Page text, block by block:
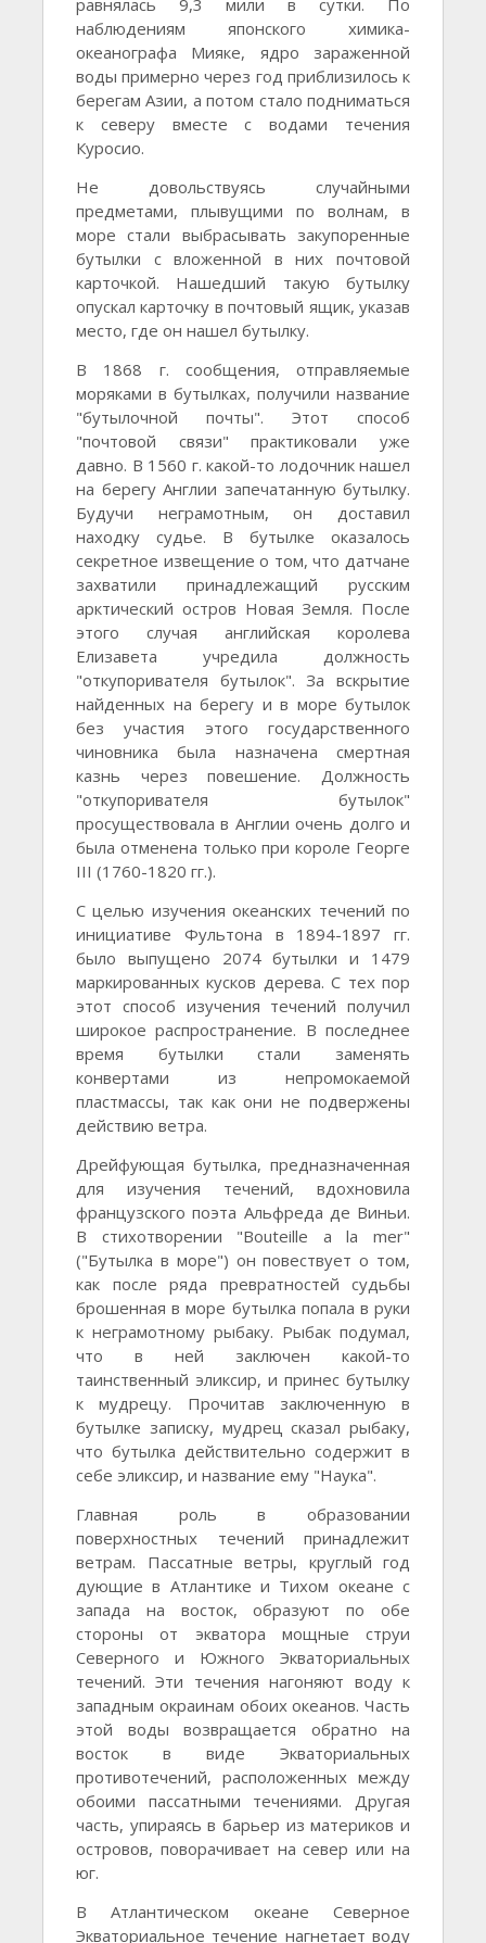
равнялась 9,3 мили в сутки. По
наблюдениям японского химика-
океанографа Мияке, ядро зараженной
воды примерно через год приблизилось к
берегам Азии, а потом стало подниматься
к северу вместе с водами течения
Куросио.
Не довольствуясь случайными
предметами, плывущими по волнам, в
море стали выбрасывать закупоренные
бутылки с вложенной в них почтовой
карточкой. Нашедший такую бутылку
опускал карточку в почтовый ящик, указав
место, где он нашел бутылку.
В 1868 г. сообщения, отправляемые
моряками в бутылках, получили название
"бутылочной почты". Этот способ
"почтовой связи" практиковали уже
давно. В 1560 г. какой-то лодочник нашел
на берегу Англии запечатанную бутылку.
Будучи неграмотным, он доставил
находку судье. В бутылке оказалось
секретное извещение о том, что датчане
захватили принадлежащий русским
арктический остров Новая Земля. После
этого случая английская королева
Елизавета учредила должность
"откупоривателя бутылок". За вскрытие
найденных на берегу и в море бутылок
без участия этого государственного
чиновника была назначена смертная
казнь через повешение. Должность
"откупоривателя бутылок"
просуществовала в Англии очень долго и
была отменена только при короле Георге
III (1760-1820 гг.).
С целью изучения океанских течений по
инициативе Фультона в 1894-1897 гг.
было выпущено 2074 бутылки и 1479
маркированных кусков дерева. С тех пор
этот способ изучения течений получил
широкое распространение. В последнее
время бутылки стали заменять
конвертами из непромокаемой
пластмассы, так как они не подвержены
действию ветра.
Дрейфующая бутылка, предназначенная
для изучения течений, вдохновила
французского поэта Альфреда де Виньи.
В стихотворении "Bouteille a la mer"
("Бутылка в море") он повествует о том,
как после ряда превратностей судьбы
брошенная в море бутылка попала в руки
к неграмотному рыбаку. Рыбак подумал,
что в ней заключен какой-то
таинственный эликсир, и принес бутылку
к мудрецу. Прочитав заключенную в
бутылке записку, мудрец сказал рыбаку,
что бутылка действительно содержит в
себе эликсир, и название ему "Наука".
Главная роль в образовании
поверхностных течений принадлежит
ветрам. Пассатные ветры, круглый год
дующие в Атлантике и Тихом океане с
запада на восток, образуют по обе
стороны от экватора мощные струи
Северного и Южного Экваториальных
течений. Эти течения нагоняют воду к
западным окраинам обоих океанов. Часть
этой воды возвращается обратно на
восток в виде Экваториальных
противотечений, расположенных между
обоими пассатными течениями. Другая
часть, упираясь в барьер из материков и
островов, поворачивает на север или на
юг.
В Атлантическом океане Северное
Экваториальное течение нагнетает воду